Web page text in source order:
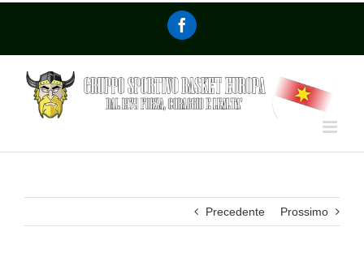
Precedente Prossimo